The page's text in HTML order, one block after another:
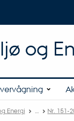
og
Energi Nr. 151-